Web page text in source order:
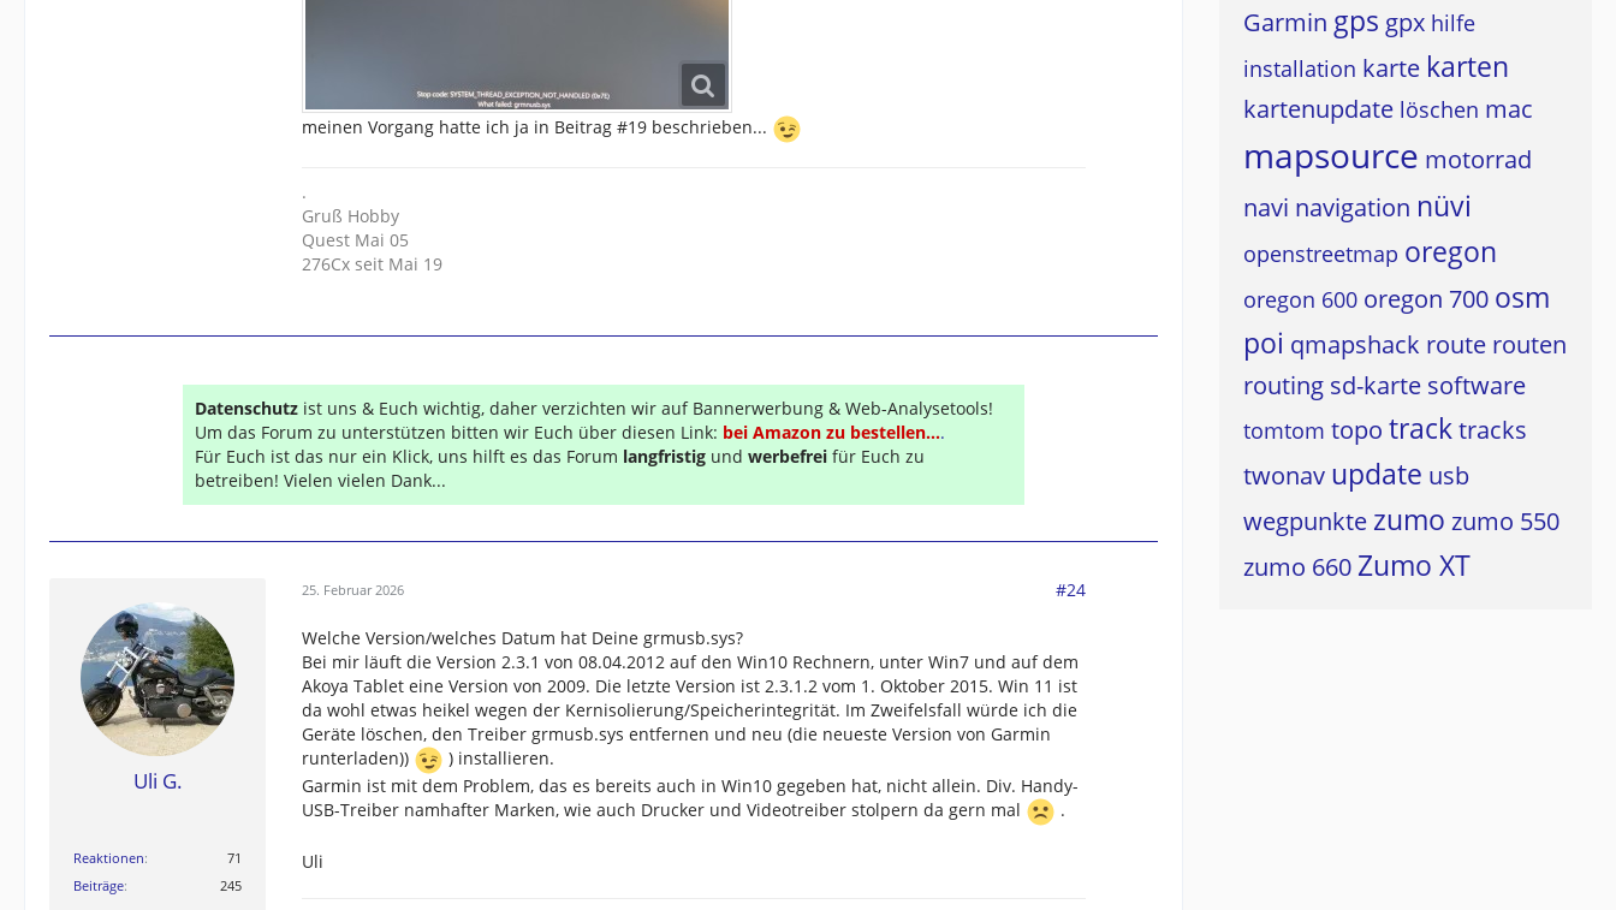
meinen Vorgang hatte ich ja in Beitrag #19 beschrieben...
.
Gruß Hobby
Quest Mai 05
276Cx seit Mai 19
Datenschutz ist uns & Euch wichtig, daher verzichten wir auf Bannerwerbung & Web-Analysetools!
Um das Forum zu unterstützen bitten wir Euch über diesen Link: bei Amazon zu bestellen....
Für Euch ist das nur ein Klick, uns hilft es das Forum langfristig und werbefrei für Euch zu
betreiben! Vielen vielen Dank...
Uli G.
Reaktionen
71
Beiträge
245
25. Februar 2026 #24
Welche Version/welches Datum hat Deine grmusb.sys?
Bei mir läuft die Version 2.3.1 von 08.04.2012 auf den Win10 Rechnern, unter Win7 und auf dem
Akoya Tablet eine Version von 2009. Die letzte Version ist 2.3.1.2 vom 1. Oktober 2015. Win 11 ist
da wohl etwas heikel wegen der Kernisolierung/Speicherintegrität. Im Zweifelsfall würde ich die
Geräte löschen, den Treiber grmusb.sys entfernen und neu (die neueste Version von Garmin
runterladen))
) installieren.
Garmin ist mit dem Problem, das es bereits auch in Win10 gegeben hat, nicht allein. Div. Handy-
USB-Treiber namhafter Marken, wie auch Drucker und Videotreiber stolpern da gern mal
.
Uli
Garmin gps gpx hilfe
installation karte karten
kartenupdate löschen mac
mapsource motorrad
navi navigation nüvi
openstreetmap oregon
oregon 600 oregon 700 osm
poi qmapshack route routen
routing sd-karte software
tomtom topo tracktracks
twonav update usb
wegpunkte zumo zumo 550
zumo 660 Zumo XT